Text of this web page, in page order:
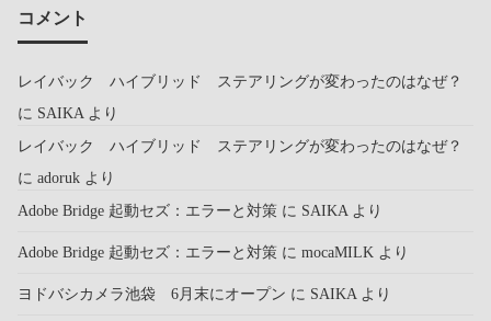
コメント
レイバック ハイブリッド ステアリングが変わったのはなぜ？
に SAIKA より
レイバック ハイブリッド ステアリングが変わったのはなぜ？
に adoruk より
Adobe Bridge 起動セズ：エラーと対策 に SAIKA より
Adobe Bridge 起動セズ：エラーと対策 に mocaMILK より
ヨドバシカメラ池袋 6月末にオープン に SAIKA より